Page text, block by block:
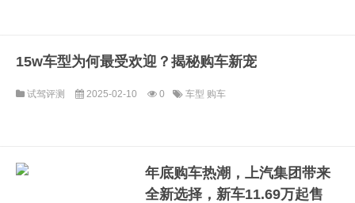
15w车型为何最受欢迎？揭秘购车新宠
试驾评测 2025-02-10 0 车型 购车
年底购车热潮，上汽集团带来
全新选择，新车11.69万起售